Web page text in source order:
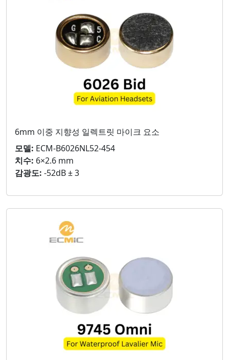
6mm 이중 지향성 일렉트릿 마이크 요소
모델: ECM-B6026NL52-454
치수: 6×2.6 mm
감광도: -52dB ± 3